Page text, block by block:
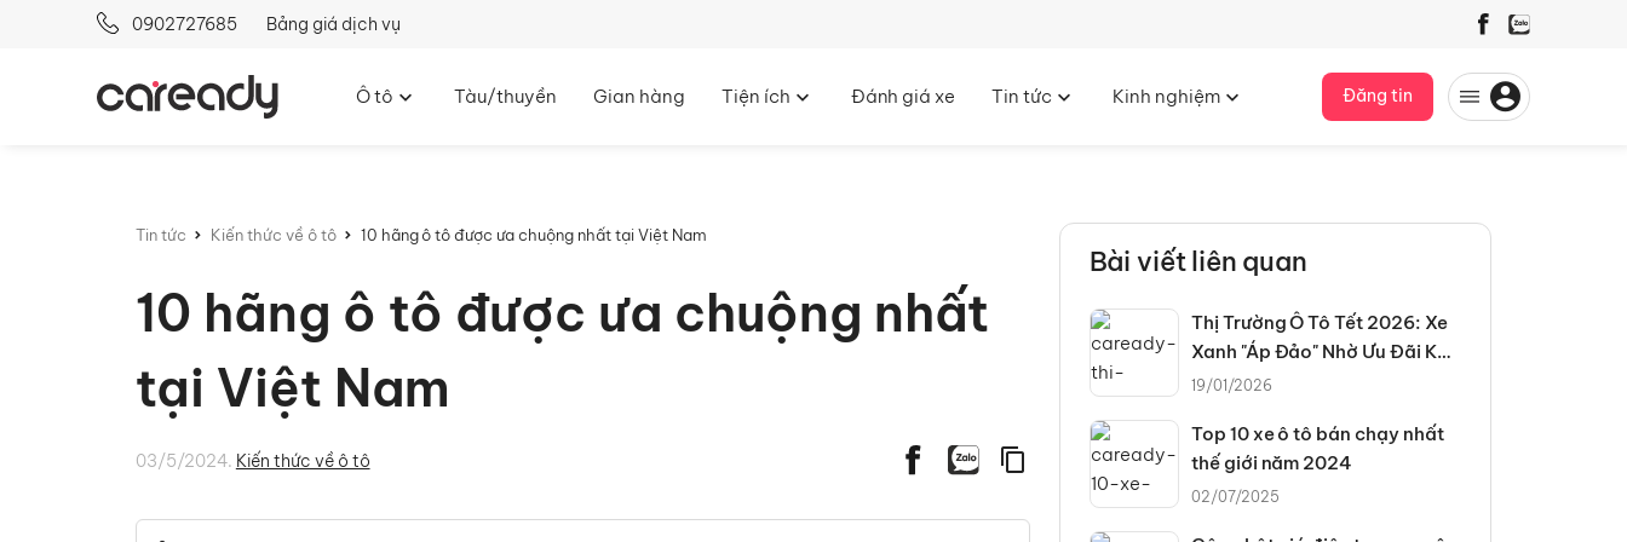
0902727685 Bảng giá dịch vụ
Ô tô Tàu/thuyền Gian hàng Tiện ích Đánh giá xe Tin tức Kinh nghiệm Đăng tin
Tin tức Kiến thức về ô tô 10 hãng ô tô được ưa chuộng nhất tại Việt Nam
10 hãng ô tô được ưa chuộng nhất
tại Việt Nam
03/5/2024. Kiến thức về ô tô
Bài viết liên quan
Thị Trường Ô Tô Tết 2026: Xe
Xanh "Áp Đảo" Nhờ Ưu Đãi Kép
Và Chính Sách Thuế Mới
19/01/2026
Top 10 xe ô tô bán chạy nhất
thế giới năm 2024
02/07/2025